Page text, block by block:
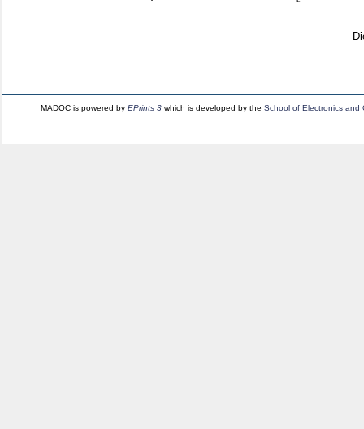
MADOC is powered byEPrints 3 which is developed by theSchool of Electronics and